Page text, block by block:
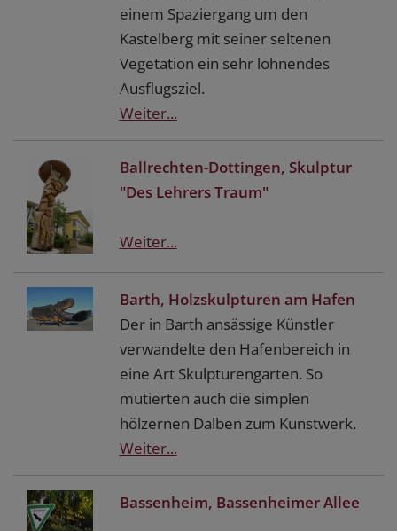
einem Spaziergang um den
Kastelberg mit seiner seltenen
Vegetation ein sehr lohnendes
Ausflugsziel.
Weiter...
Ballrechten-Dottingen, Skulptur
"Des Lehrers Traum"
Weiter...
Barth, Holzskulpturen am Hafen
Der in Barth ansässige Künstler
verwandelte den Hafenbereich in
eine Art Skulpturengarten. So
mutierten auch die simplen
hölzernen Dalben zum Kunstwerk.
Weiter...
Bassenheim, Bassenheimer Allee